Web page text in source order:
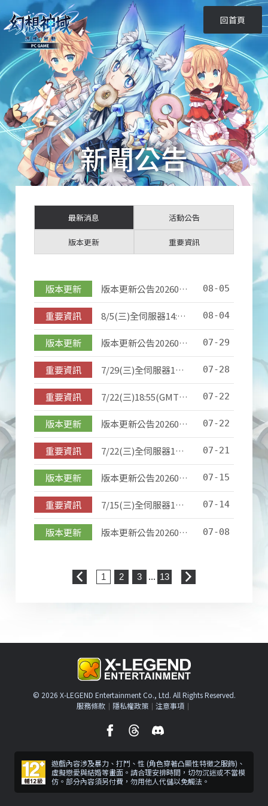
新聞公告
回首頁
最新消息 活動公告
版本更新 重要資訊
版本更新 版本更新公告20260805 08-05
重要資訊 8/5(三)全伺服器14:00~17:00例行維護公告(已開啟) 08-04
版本更新 版本更新公告20260729 07-29
重要資訊 7/29(三)全伺服器14:00~17:00例行維護公告(已開啟) 07-28
重要資訊 7/22(三)18:55(GMT＋8)臨時維護公告(已開啟) 07-22
版本更新 版本更新公告20260722 07-22
重要資訊 7/22(三)全伺服器14:00~17:00例行維護公告 07-21
版本更新 版本更新公告20260715 07-15
重要資訊 7/15(三)全伺服器14:00~17:00例行維護公告 07-14
版本更新 版本更新公告20260708 07-08
1 2 3 ... 13
© 2026 X-LEGEND Entertainment Co., Ltd. All Rights Reserved.
服務條款
隱私權政策 注意事項
遊戲內容涉及暴力、打鬥、性 (角色穿著凸顯性特徵之服飾)、
虛擬戀愛與結婚等畫面。請合理安排時間，切勿沉迷或不當模
仿。部分內容須另付費，勿用他人代儲以免觸法。